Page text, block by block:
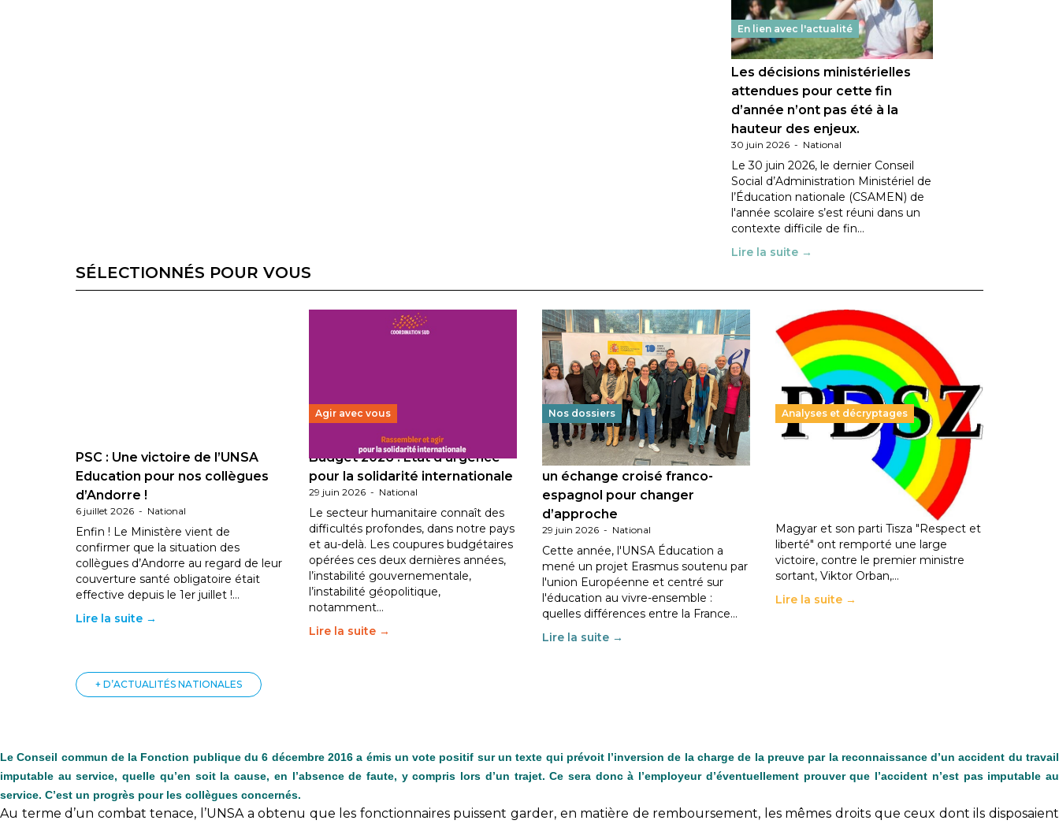
En lien avec l'actualité
Les décisions ministérielles
attendues pour cette fin
d’année n’ont pas été à la
hauteur des enjeux.
30 juin 2026 - National
Le 30 juin 2026, le dernier Conseil
Social d’Administration Ministériel de
l’Éducation nationale (CSAMEN) de
l'année scolaire s’est réuni dans un
contexte difficile de fin…
Lire la suite →
SÉLECTIONNÉS POUR VOUS
PSC : Une victoire de l’UNSA
Education pour nos collègues
d’Andorre !
6 juillet 2026 - National
Enfin ! Le Ministère vient de
confirmer que la situation des
collègues d’Andorre au regard de leur
couverture santé obligatoire était
effective depuis le 1er juillet !…
Lire la suite →
Agir avec vous
Budget 2026 : État d’urgence
pour la solidarité internationale
29 juin 2026 - National
Le secteur humanitaire connaît des
difficultés profondes, dans notre pays
et au-delà. Les coupures budgétaires
opérées ces deux dernières années,
l’instabilité gouvernementale,
l’instabilité géopolitique,
notamment…
Lire la suite →
Nos dossiers
Éducation au vivre-ensemble :
un échange croisé franco-
espagnol pour changer
d’approche
29 juin 2026 - National
Cette année, l'UNSA Éducation a
mené un projet Erasmus soutenu par
l'union Européenne et centré sur
l'éducation au vivre-ensemble :
quelles différences entre la France…
Lire la suite →
Analyses et décryptages
Hongrie : du changement pour
les politiques éducatives, aussi !
En Hongrie, le conservateur Peter
Magyar et son parti Tisza "Respect et
liberté" ont remporté une large
victoire, contre le premier ministre
sortant, Viktor Orban,…
Lire la suite →
+ D’ACTUALITÉS NATIONALES
Le Conseil commun de la Fonction publique du 6 décembre 2016 a émis un vote positif sur un texte qui prévoit l’inversion de la charge de la preuve par la reconnaissance d’un accident du travail
imputable au service, quelle qu’en soit la cause, en l’absence de faute, y compris lors d’un trajet. Ce sera donc à l’employeur d’éventuellement prouver que l’accident n’est pas imputable au
service. C’est un progrès pour les collègues concernés.
Au terme d’un combat tenace, l’UNSA a obtenu que les fonctionnaires puissent garder, en matière de remboursement, les mêmes droits que ceux dont ils disposaient